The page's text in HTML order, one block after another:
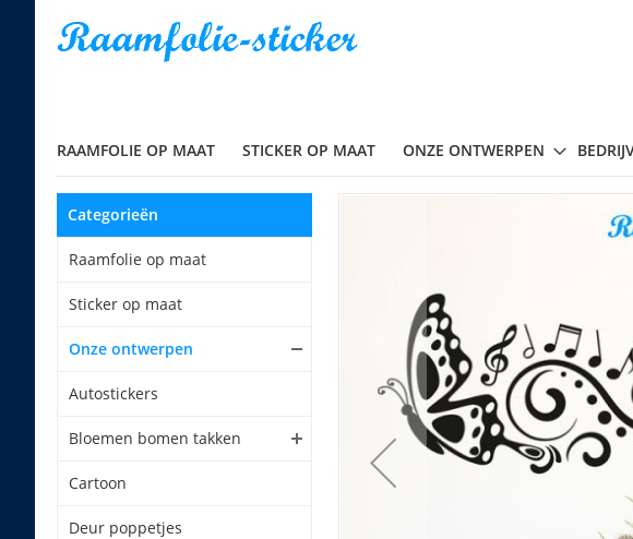
RAAMFOLIE OP MAAT STICKER OP MAAT ONZE ONTWERPEN
Categorieën
Raamfolie op maat
Sticker op maat
Onze ontwerpen
Autostickers
Bloemen bomen takken
Cartoon
Deur poppetjes